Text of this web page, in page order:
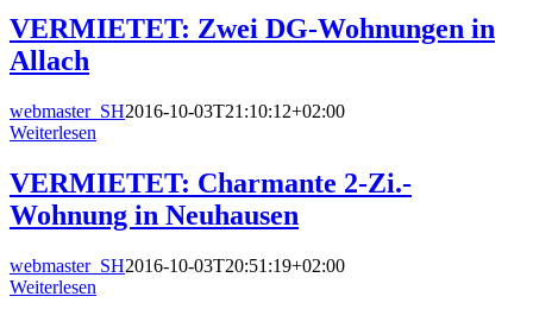
VERMIETET: Zwei DG-Wohnungen in
Allach
webmaster_SH2016-10-03T21:10:12+02:00
Weiterlesen
VERMIETET: Charmante 2-Zi.-
Wohnung in Neuhausen
webmaster_SH2016-10-03T20:51:19+02:00
Weiterlesen